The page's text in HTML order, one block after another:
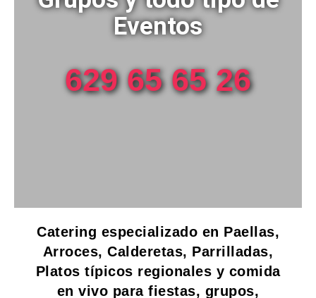
Eventos
629 65 65 26
Catering especializado en Paellas,
Arroces, Calderetas, Parrilladas,
Platos típicos regionales y comida
en vivo para fiestas, grupos,